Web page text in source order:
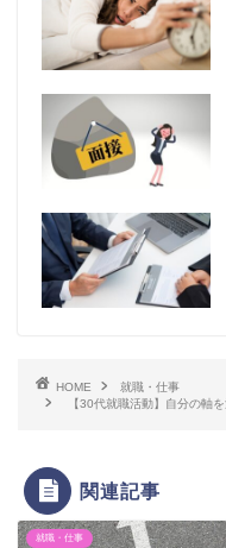
HOME
就職・仕事
【30代就職活動】自分の軸
関連記事
就職・仕事